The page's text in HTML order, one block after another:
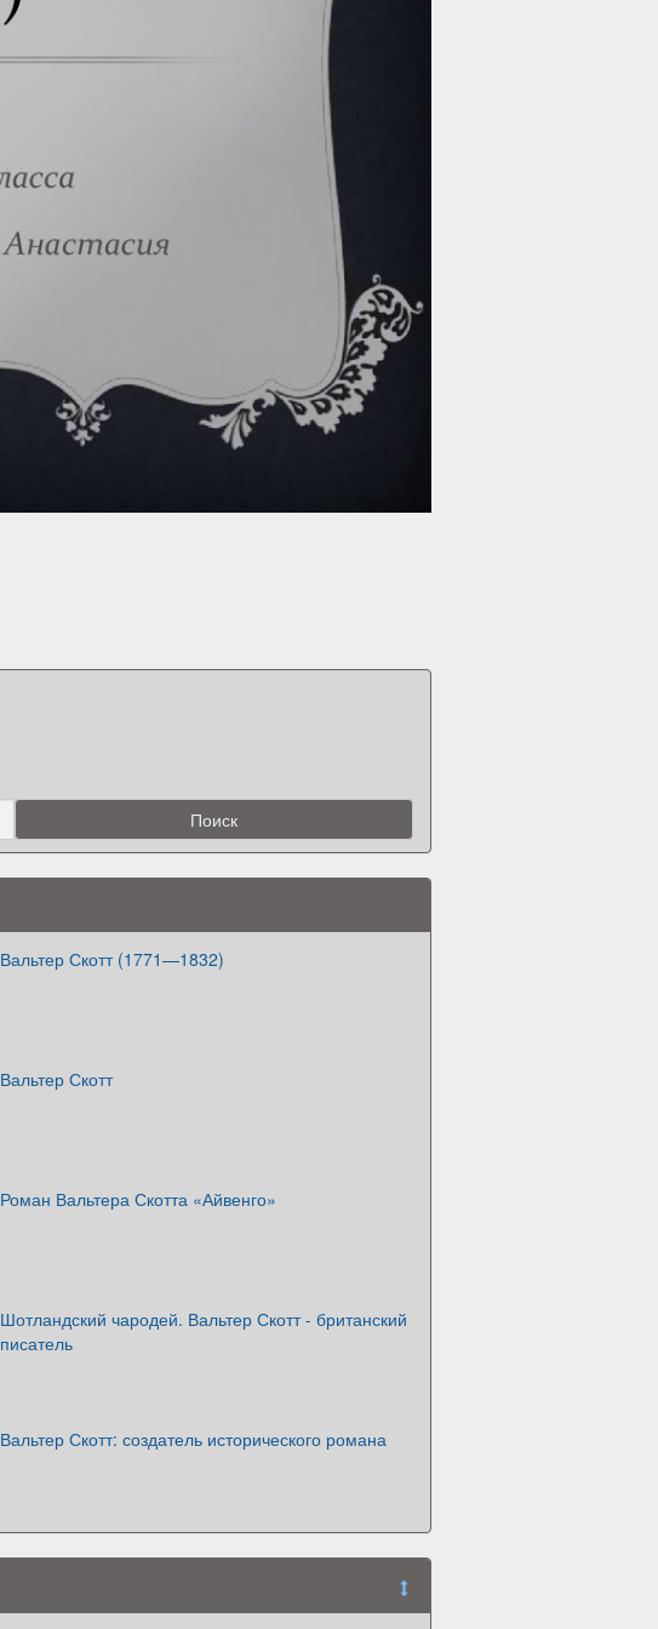
Вальтер Скотт (1771—1832)
Вальтер Скотт
Роман Вальтера Скотта «Айвенго»
Шотландский чародей. Вальтер Скотт - британский
писатель
Вальтер Скотт: создатель исторического романа